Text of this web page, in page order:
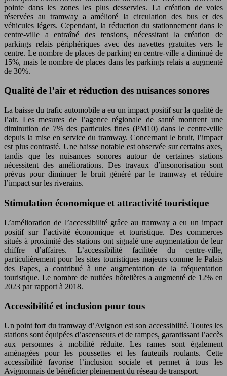
pointe dans les zones les plus desservies. La création de voies
réservées au tramway a amélioré la circulation des bus et des
véhicules légers. Cependant, la réduction du stationnement dans le
centre-ville a entraîné des tensions, nécessitant la création de
parkings relais périphériques avec des navettes gratuites vers le
centre. Le nombre de places de parking en centre-ville a diminué de
15%, mais le nombre de places dans les parkings relais a augmenté
de 30%.
Qualité de l’air et réduction des nuisances sonores
La baisse du trafic automobile a eu un impact positif sur la qualité de
l’air. Les mesures de l’agence régionale de santé montrent une
diminution de 7% des particules fines (PM10) dans le centre-ville
depuis la mise en service du tramway. Concernant le bruit, l’impact
est plus contrasté. Une baisse notable est observée sur certains axes,
tandis que les nuisances sonores autour de certaines stations
nécessitent des améliorations. Des travaux d’insonorisation sont
prévus pour diminuer le bruit généré par le tramway et réduire
l’impact sur les riverains.
Stimulation économique et attractivité touristique
L’amélioration de l’accessibilité grâce au tramway a eu un impact
positif sur l’activité économique et touristique. Des commerces
situés à proximité des stations ont signalé une augmentation de leur
chiffre d’affaires. L’accessibilité facilitée du centre-ville,
particulièrement pour les sites touristiques majeurs comme le Palais
des Papes, a contribué à une augmentation de la fréquentation
touristique. Le nombre de nuitées hôtelières a augmenté de 12% en
2023 par rapport à 2018.
Accessibilité et inclusion pour tous
Un point fort du tramway d’Avignon est son accessibilité. Toutes les
stations sont équipées d’ascenseurs et de rampes, garantissant l’accès
aux personnes à mobilité réduite. Les rames sont également
aménagées pour les poussettes et les fauteuils roulants. Cette
accessibilité favorise l’inclusion sociale et permet à tous les
Avignonnais de bénéficier pleinement du réseau de transport.